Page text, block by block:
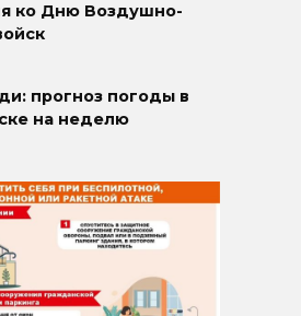
ко Дню Воздушно-
прогноз погоды в
на неделю